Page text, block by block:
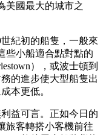
美國最大的城市之
紀初的船隻，一般來
些小船適合點對點的
），或波士頓到
的進步使大型船隻出
本更低。
益可言。正如今日的
旅客轉搭小客機前往